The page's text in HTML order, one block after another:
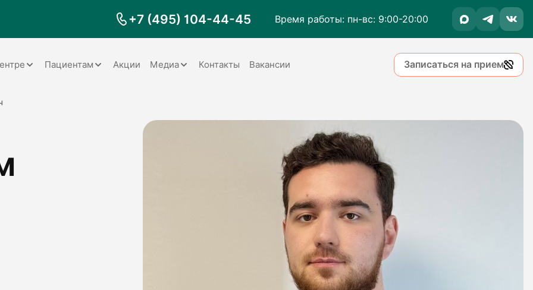
+7 (495) 104-44-45 Время работы: пн-вс: 9:00-20:00
Пациентам
Запрос справки на налоговый
Акции Медиа Контакты Вакансии Записаться на прием